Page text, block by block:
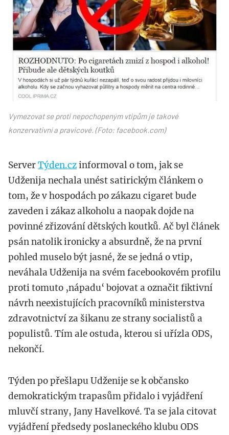
Vymezovat se proti nepochopeným vtipům je takové
konzervativní a pravicové. (Foto: facebook.com)
ServerTýden.czinformoval o tom, jak se
Udženija nechala unést satirickým článkem o
tom, že v hospodách po zákazu cigaret bude
zaveden i zákaz alkoholu a naopak dojde na
povinné zřizování dětských koutků. Ač byl článek
psán natolik ironicky a absurdně, že na první
pohled muselo být jasné, že se jedná o vtip,
neváhala Udženija na svém facebookovém profilu
proti tomuto ‚nápadu‘ bojovat a označit fiktivní
návrh neexistujících pracovníků ministerstva
zdravotnictví za šikanu ze strany socialistů a
populistů. Tím ale ostuda, kterou si uřízla ODS,
nekončí.
Týden po přešlapu Udženije se k občansko
demokratickým trapasům přidalo i vyjádření
mluvčí strany, Jany Havelkové. Ta se jala citovat
vyjádření předsedy poslaneckého klubu ODS